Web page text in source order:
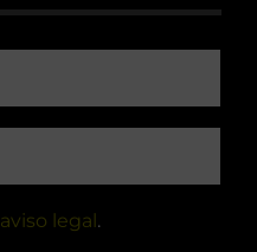
aviso legal .